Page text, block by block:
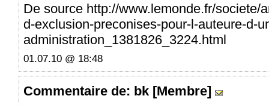
De source http://www.lemonde.fr/societe/
d-exclusion-preconises-pour-l-auteure-d-
administration_1381826_3224.html
01.07.10 @ 18:48
Commentaire de: bk [Membre]